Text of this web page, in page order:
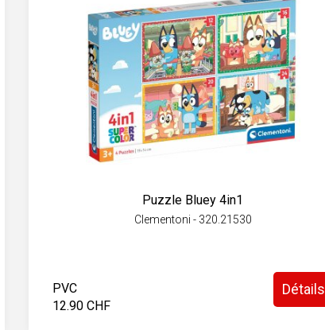
Puzzle Bluey 4in1
Clementoni - 320.21530
PVC
12.90 CHF
Détails